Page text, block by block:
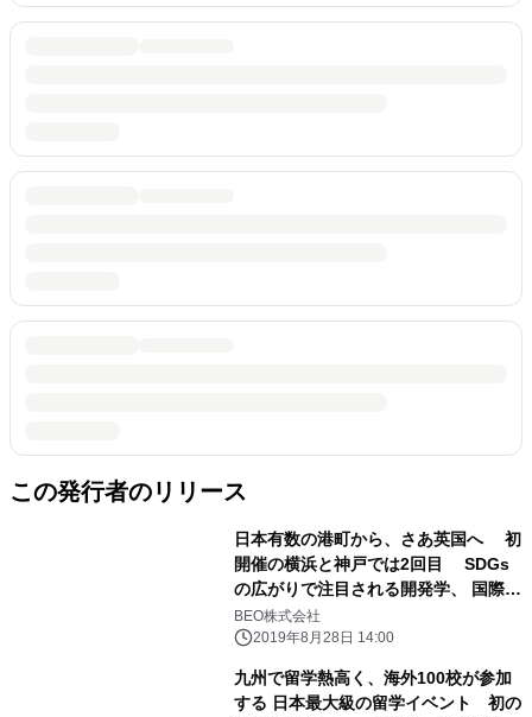
この発行者のリリース
日本有数の港町から、さあ英国へ 初
開催の横浜と神戸では2回目 SDGs
の広がりで注目される開発学、 国際関
係学にも強いイギリス大学・大学院留
学セミナー開催
BEO株式会社
2019年8月28日 14:00
九州で留学熱高く、海外100校が参加
する 日本最大級の留学イベント 初の